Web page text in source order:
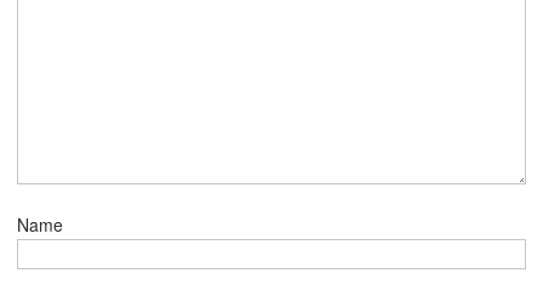
Name